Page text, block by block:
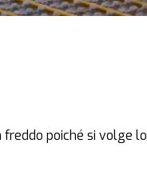
freddo poiché si volge